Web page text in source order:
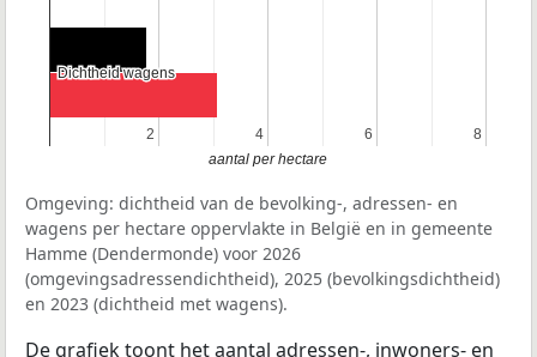
2
2 4
4 6
6 8
8
Dichtheid wagens
Dichtheid wagens
aantal per hectare
Omgeving: dichtheid van de bevolking-, adressen- en
wagens per hectare oppervlakte in België en in gemeente
Hamme (Dendermonde) voor 2026
(omgevingsadressendichtheid), 2025 (bevolkingsdichtheid)
en 2023 (dichtheid met wagens).
De grafiek toont het aantal adressen-, inwoners- en